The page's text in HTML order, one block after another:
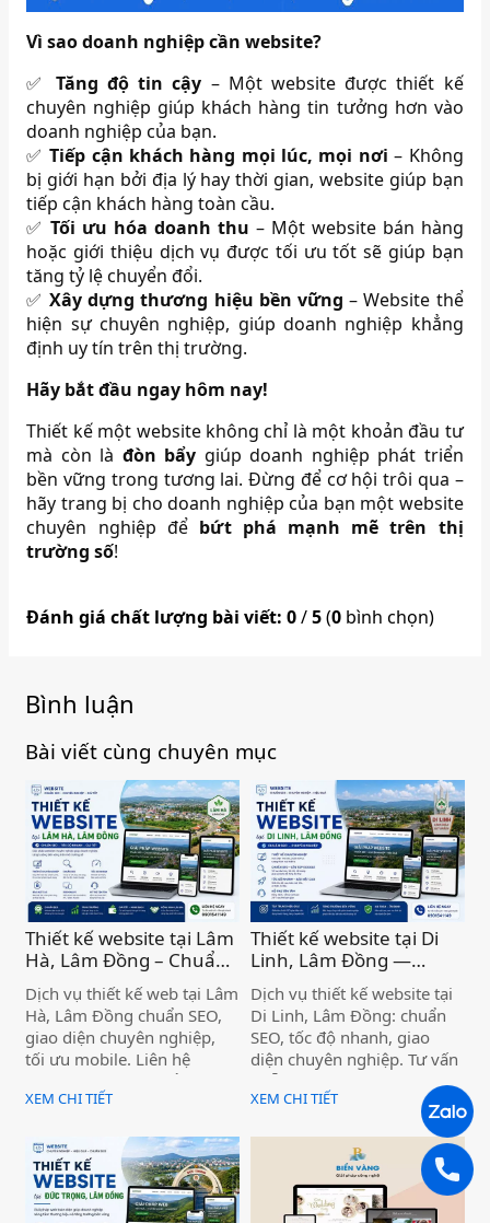
Vì sao doanh nghiệp cần website?
✅ Tăng độ tin cậy – Một website được thiết kế
chuyên nghiệp giúp khách hàng tin tưởng hơn vào
doanh nghiệp của bạn.
✅Tiếp cận khách hàng mọi lúc, mọi nơi – Không
bị giới hạn bởi địa lý hay thời gian, website giúp bạn
tiếp cận khách hàng toàn cầu.
✅Tối ưu hóa doanh thu – Một website bán hàng
hoặc giới thiệu dịch vụ được tối ưu tốt sẽ giúp bạn
tăng tỷ lệ chuyển đổi.
✅ Xây dựng thương hiệu bền vững – Website thể
hiện sự chuyên nghiệp, giúp doanh nghiệp khẳng
định uy tín trên thị trường.
Hãy bắt đầu ngay hôm nay!
Thiết kế một website không chỉ là một khoản đầu tư
mà còn là đòn bẩy giúp doanh nghiệp phát triển
bền vững trong tương lai. Đừng để cơ hội trôi qua –
hãy trang bị cho doanh nghiệp của bạn một website
chuyên nghiệp để bứt phá mạnh mẽ trên thị
trường số!
Đánh giá chất lượng bài viết:0/5(0 bình chọn)
Bình luận
Bài viết cùng chuyên mục
Thiết kế website tại Lâm
Hà, Lâm Đồng – Chuẩn
SEO, Giá Tốt )
Dịch vụ thiết kế web tại Lâm
Hà, Lâm Đồng chuẩn SEO,
giao diện chuyên nghiệp,
tối ưu mobile. Liên hệ
Thanh Sang MOS để được
tư vấn miễn phí ngay hôm
XEM CHI TIẾT
Thiết kế website tại Di
Linh, Lâm Đồng —
Chuẩn SEO, Chuyên
nghiệp )
Dịch vụ thiết kế website tại
Di Linh, Lâm Đồng: chuẩn
SEO, tốc độ nhanh, giao
diện chuyên nghiệp. Tư vấn
miễn phí, bàn giao đúng
hạn. Liên hệ ngay!
XEM CHI TIẾT